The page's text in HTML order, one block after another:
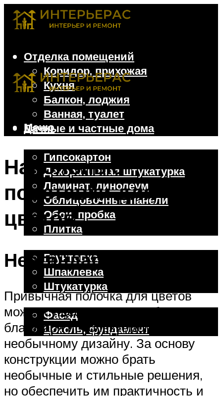
Отделка помещений
Коридор, прихожая
Кухня
Балкон, лоджия
Ванная, туалет
Дачные и частные дома
Гипсокартон
Декоративная штукатурка
Ламинат, линолеум
Облицовочные панели
Обои, пробка
Плитка
Грунтовка
Шпаклевка
Штукатурка
Внешняя отделка
Фасад
Цоколь, фундамент
Меню
Меню
Напольные
подставки для
цветов
Нестандартные полки
Привычная полочка для цветов
может существенно преобразиться
благодаря используемому декору и
необычному дизайну. За основу
конструкции можно брать
необычные и стильные решения,
но обеспечить им практичность и